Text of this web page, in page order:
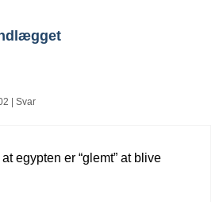
strand
| Svar
egypten er “glemt” at blive